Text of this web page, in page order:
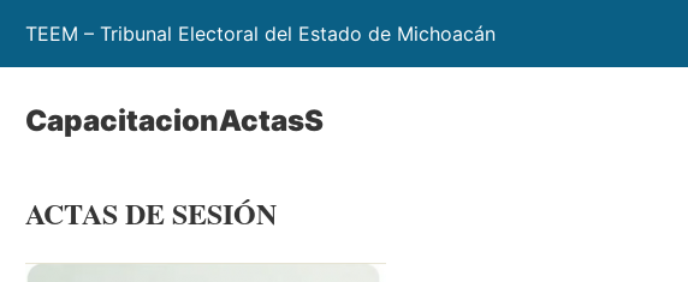
TEEM – Tribunal Electoral del Estado de Michoacán
CapacitacionActasS
ACTAS DE SESIÓN